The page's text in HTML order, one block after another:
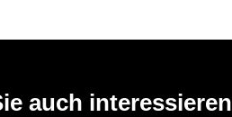
auch interessieren